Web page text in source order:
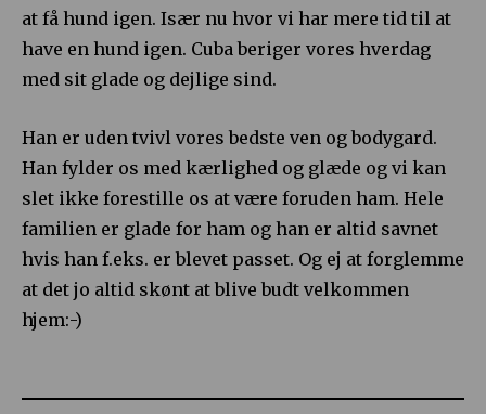
at få hund igen. Især nu hvor vi har mere tid til at
have en hund igen. Cuba beriger vores hverdag
med sit glade og dejlige sind.
Han er uden tvivl vores bedste ven og bodygard.
Han fylder os med kærlighed og glæde og vi kan
slet ikke forestille os at være foruden ham. Hele
familien er glade for ham og han er altid savnet
hvis han f.eks. er blevet passet. Og ej at forglemme
at det jo altid skønt at blive budt velkommen
hjem:-)